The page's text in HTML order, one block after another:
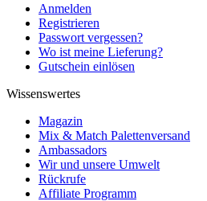
Anmelden
Registrieren
Passwort vergessen?
Wo ist meine Lieferung?
Gutschein einlösen
Wissenswertes
Magazin
Mix & Match Palettenversand
Ambassadors
Wir und unsere Umwelt
Rückrufe
Affiliate Programm